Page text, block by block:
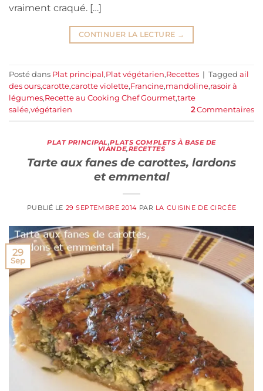
vraiment craqué. […]
CONTINUER LA LECTURE →
Posté dans Plat principal,Plat végétarien,Recettes | Tagged ail
des ours,carotte,carotte violette,Francine,mandoline,rasoir à
légumes,Recette au Cooking Chef Gourmet,tarte
salée,végétarien 2Commentaires
PLAT PRINCIPAL,PLATS COMPLETS À BASE DE
VIANDE,RECETTES
Tarte aux fanes de carottes, lardons
et emmental
PUBLIÉ LE 29 SEPTEMBRE 2014 PAR LA CUISINE DE CIRCÉE
29
Sep